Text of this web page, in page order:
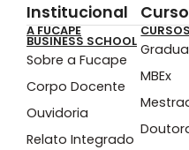
Institucional
A FUCAPE
BUSINESS SCHOOL
Sobre a Fucape
Corpo Docente
Ouvidoria
Relato Integrado
MBEx